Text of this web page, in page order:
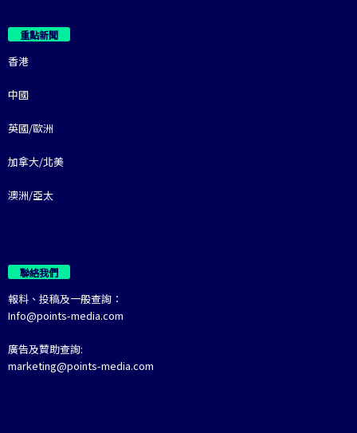
重點新聞
香港
中國
英國/歐洲
加拿大/北美
澳洲/亞太
聯絡我們
報料、投稿及一般查詢：
Info@points-media.com
廣告及贊助查詢:
marketing@points-media.com